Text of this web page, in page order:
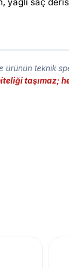
teknik
taşımaz;